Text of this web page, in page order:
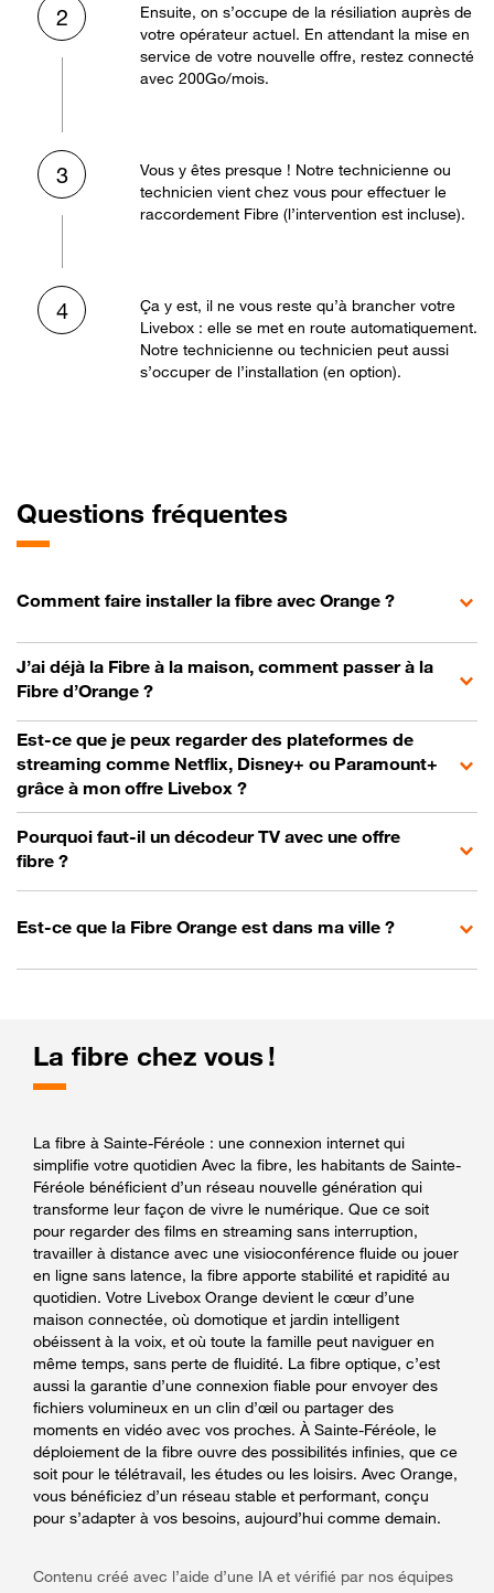
2
Ensuite, on s’occupe de la résiliation auprès de
votre opérateur actuel. En attendant la mise en
service de votre nouvelle offre, restez connecté
avec 200Go/mois.
3
Vous y êtes presque ! Notre technicienne ou
technicien vient chez vous pour effectuer le
raccordement Fibre (l’intervention est incluse).
4
Ça y est, il ne vous reste qu’à brancher votre
Livebox : elle se met en route automatiquement.
Notre technicienne ou technicien peut aussi
s’occuper de l’installation (en option).
Questions fréquentes
Comment faire installer la fibre avec Orange ?
J’ai déjà la Fibre à la maison, comment passer à la
Fibre d’Orange ?
Est-ce que je peux regarder des plateformes de
streaming comme Netflix, Disney+ ou Paramount+
grâce à mon offre Livebox ?
Pourquoi faut-il un décodeur TV avec une offre
fibre ?
Est-ce que la Fibre Orange est dans ma ville ?
La fibre chez vous !
La fibre à Sainte-Féréole : une connexion internet qui
simplifie votre quotidien Avec la fibre, les habitants de Sainte-
Féréole bénéficient d’un réseau nouvelle génération qui
transforme leur façon de vivre le numérique. Que ce soit
pour regarder des films en streaming sans interruption,
travailler à distance avec une visioconférence fluide ou jouer
en ligne sans latence, la fibre apporte stabilité et rapidité au
quotidien. Votre Livebox Orange devient le cœur d’une
maison connectée, où domotique et jardin intelligent
obéissent à la voix, et où toute la famille peut naviguer en
même temps, sans perte de fluidité. La fibre optique, c’est
aussi la garantie d’une connexion fiable pour envoyer des
fichiers volumineux en un clin d’œil ou partager des
moments en vidéo avec vos proches. À Sainte-Féréole, le
déploiement de la fibre ouvre des possibilités infinies, que ce
soit pour le télétravail, les études ou les loisirs. Avec Orange,
vous bénéficiez d’un réseau stable et performant, conçu
pour s’adapter à vos besoins, aujourd’hui comme demain.
Contenu créé avec l’aide d’une IA et vérifié par nos équipes